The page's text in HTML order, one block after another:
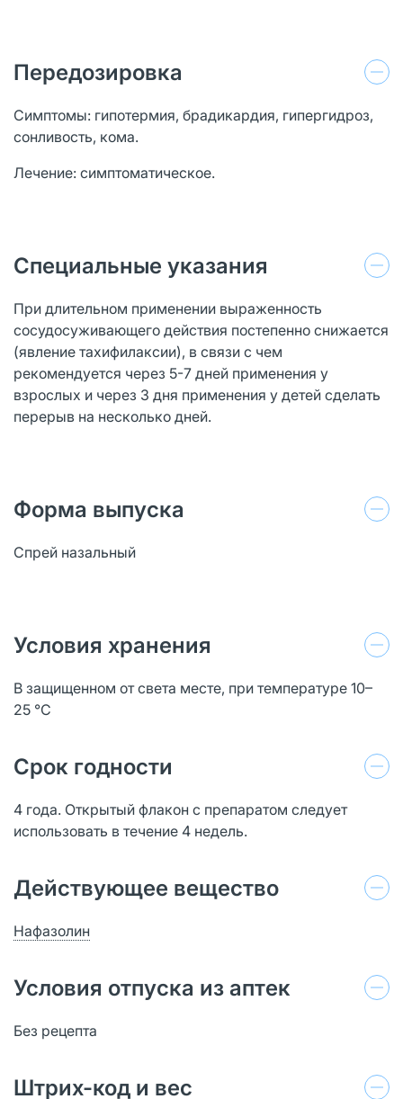
Передозировка
Симптомы: гипотермия, брадикардия, гипергидроз,
сонливость, кома.
Лечение: симптоматическое.
Специальные указания
При длительном применении выраженность
сосудосуживающего действия постепенно снижается
(явление тахифилаксии), в связи с чем
рекомендуется через 5-7 дней применения у
взрослых и через 3 дня применения у детей сделать
перерыв на несколько дней.
Форма выпуска
Спрей назальный
Условия хранения
В защищенном от света месте, при температуре 10–
25 °C
Срок годности
4 года. Открытый флакон с препаратом следует
использовать в течение 4 недель.
Действующее вещество
Нафазолин
Условия отпуска из аптек
Без рецепта
Штрих-код и вес